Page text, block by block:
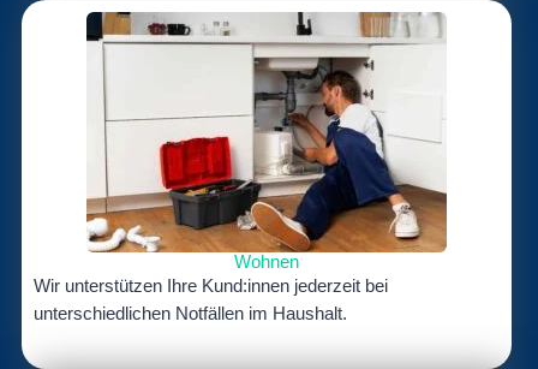
Wohnen
Wir unterstützen Ihre Kund:innen jederzeit bei
unterschiedlichen Notfällen im Haushalt.